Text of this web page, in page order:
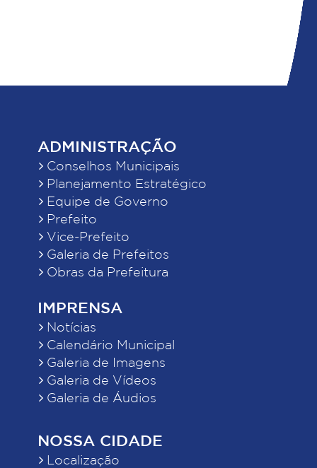
ADMINISTRAÇÃO
Conselhos Municipais
Planejamento Estratégico
Equipe de Governo
Prefeito
Vice-Prefeito
Galeria de Prefeitos
Obras da Prefeitura
IMPRENSA
Notícias
Calendário Municipal
Galeria de Imagens
Galeria de Vídeos
Galeria de Áudios
NOSSA CIDADE
Localização